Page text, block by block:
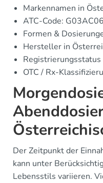
Markennamen in
ATC-Code: G03AC06
Formen &
Hersteller in
OTC / Rx-
Der Zeitpunkt der
kann unter
Lebensstils variieren.